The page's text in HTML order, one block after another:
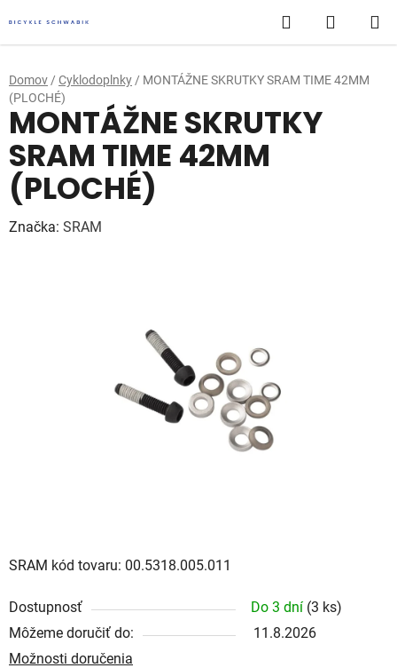
na
obsah
Hľadať
KOŠÍK
Domov / Cyklodoplnky / MONTÁŽNE SKRUTKY SRAM TIME 42MM
(PLOCHÉ)
SRAM kód tovaru: 00.5318.005.011
Dostupnosť Do 3 dní (3 ks)
Môžeme doručiť do:
11.8.2026
Možnosti doručenia
MONTÁŽNE SKRUTKY
SRAM TIME 42MM
(PLOCHÉ)
Značka: SRAM